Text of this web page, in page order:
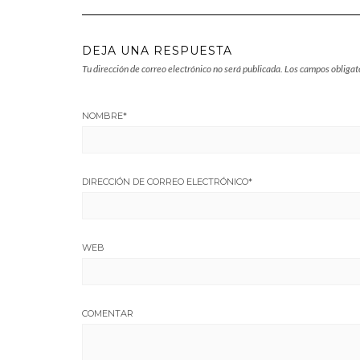
DEJA UNA RESPUESTA
Tu dirección de correo electrónico no será publicada. Los campos
NOMBRE*
DIRECCIÓN DE CORREO ELECTRÓNICO*
WEB
COMENTAR